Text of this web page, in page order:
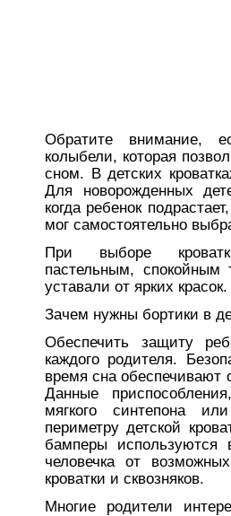
Обратите внимание,
колыбели, которая
сном. В детских
Для новорожденных
когда ребенок
мог самостоятельно
При выборе
пастельным, спокойным
уставали от ярких красок.
Зачем нужны бортики в
Обеспечить защиту
каждого родителя.
время сна обеспечивают
Данные
мягкого синтепона
периметру детской
бамперы используются
человечка от
кроватки и сквозняков.
Многие родители